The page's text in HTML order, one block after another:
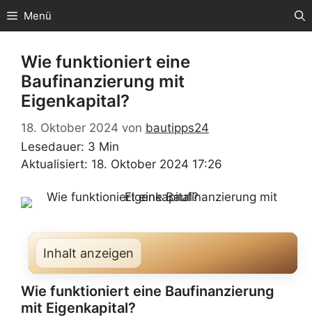
Menü
Wie funktioniert eine
Baufinanzierung mit
Eigenkapital?
18. Oktober 2024 von bautipps24
Lesedauer: 3 Min
Aktualisiert: 18. Oktober 2024 17:26
Inhalt anzeigen
Wie funktioniert eine Baufinanzierung
mit Eigenkapital?